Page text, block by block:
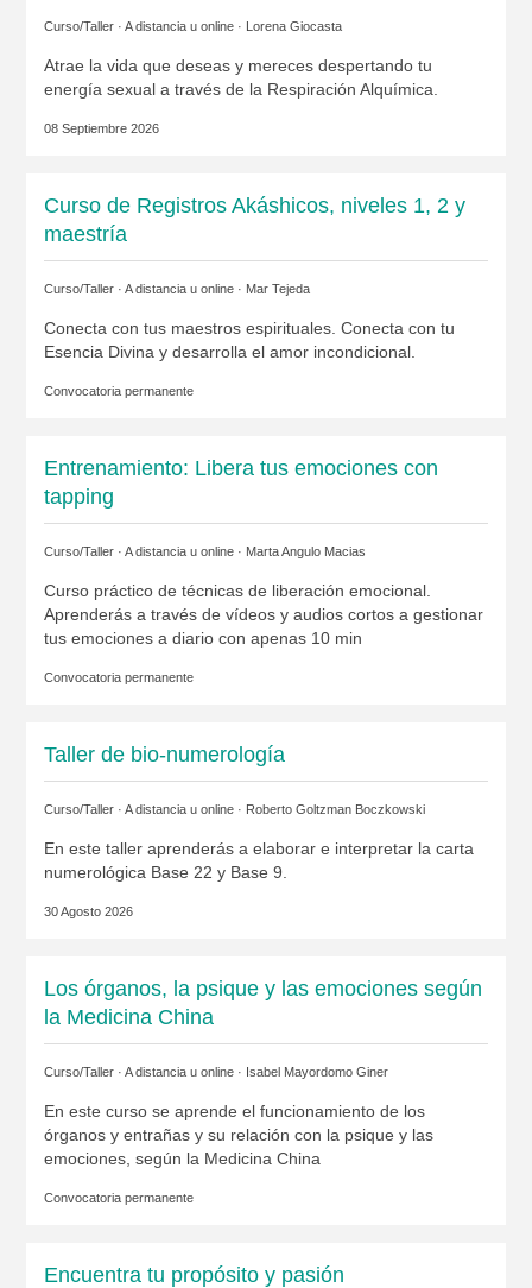
Curso/Taller · A distancia u online · Lorena Giocasta
Atrae la vida que deseas y mereces despertando tu
energía sexual a través de la Respiración Alquímica.
08 Septiembre 2026
Curso de Registros Akáshicos, niveles 1, 2 y
maestría
Curso/Taller · A distancia u online · Mar Tejeda
Conecta con tus maestros espirituales. Conecta con tu
Esencia Divina y desarrolla el amor incondicional.
Convocatoria permanente
Entrenamiento: Libera tus emociones con
tapping
Curso/Taller · A distancia u online · Marta Angulo Macias
Curso práctico de técnicas de liberación emocional.
Aprenderás a través de vídeos y audios cortos a gestionar
tus emociones a diario con apenas 10 min
Convocatoria permanente
Taller de bio-numerología
Curso/Taller · A distancia u online · Roberto Goltzman Boczkowski
En este taller aprenderás a elaborar e interpretar la carta
numerológica Base 22 y Base 9.
30 Agosto 2026
Los órganos, la psique y las emociones según
la Medicina China
Curso/Taller · A distancia u online · Isabel Mayordomo Giner
En este curso se aprende el funcionamiento de los
órganos y entrañas y su relación con la psique y las
emociones, según la Medicina China
Convocatoria permanente
Encuentra tu propósito y pasión